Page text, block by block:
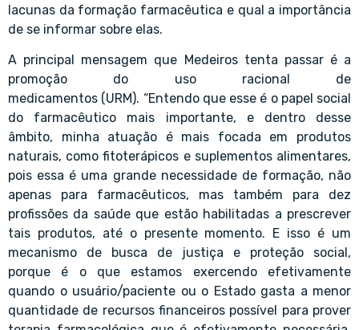
lacunas da formação farmacêutica e qual a importância
de se informar sobre elas.
A principal mensagem que Medeiros tenta passar é a
promoção do uso racional de
medicamentos (URM). “Entendo que esse é o papel social
do farmacêutico mais importante, e dentro desse
âmbito, minha atuação é mais focada em produtos
naturais, como fitoterápicos e suplementos alimentares,
pois essa é uma grande necessidade de formação, não
apenas para farmacêuticos, mas também para dez
profissões da saúde que estão habilitadas a prescrever
tais produtos, até o presente momento. E isso é um
mecanismo de busca de justiça e proteção social,
porque é o que estamos exercendo efetivamente
quando o usuário/paciente ou o Estado gasta a menor
quantidade de recursos financeiros possível para prover